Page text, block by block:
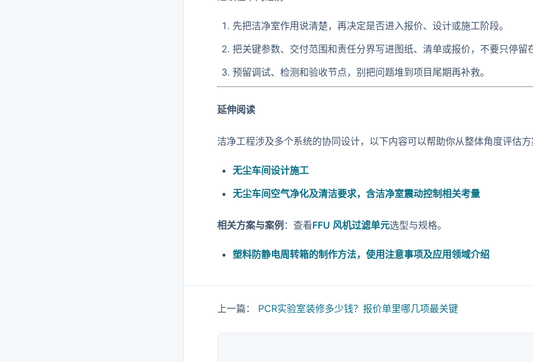
先把洁净室作用说清楚，再决定是否进入报价、设计或施工阶段。
把关键参数、交付范围和责任分界写进图纸、清单或报价，不要只停留
预留调试、检测和验收节点，别把问题堆到项目尾期再补救。
延伸阅读
洁净工程涉及多个系统的协同设计，以下内容可以帮助你从整体角度评估方
无尘车间设计施工
无尘车间空气净化及清洁要求，含洁净室震动控制相关考量
相关方案与案例 ：查看FFU 风机过滤单元选型与规格。
塑料防静电周转箱的制作方法，使用注意事项及应用领域介绍
上一篇： PCR实验室装修多少钱？报价单里哪几项最关键